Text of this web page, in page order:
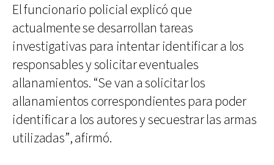
El funcionario policial explicó que
actualmente se desarrollan tareas
investigativas para intentar identificar a los
responsables y solicitar eventuales
allanamientos. “Se van a solicitar los
allanamientos correspondientes para poder
identificar a los autores y secuestrar las armas
utilizadas”, afirmó.